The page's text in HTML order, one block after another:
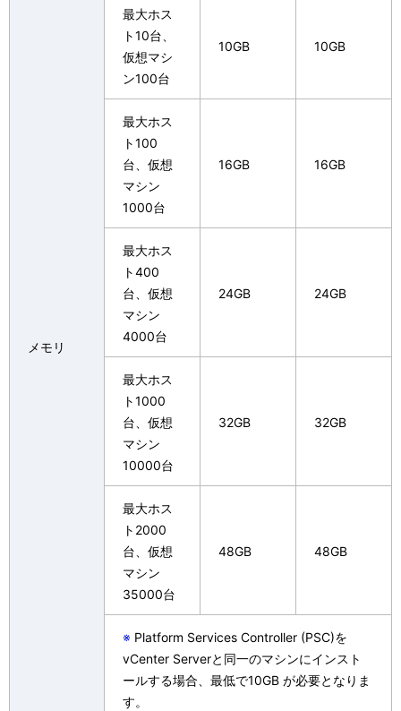
メモリ
最大ホス
ト10台、
仮想マシ
ン100台
10GB 10GB
最大ホス
ト100
台、仮想
マシン
1000台
16GB 16GB
最大ホス
ト400
台、仮想
マシン
4000台
24GB 24GB
最大ホス
ト1000
台、仮想
マシン
10000台
32GB 32GB
最大ホス
ト2000
台、仮想
マシン
35000台
48GB 48GB
※ Platform Services Controller (PSC)を
vCenter Serverと同一のマシンにインスト
ールする場合、最低で10GB が必要となりま
す。